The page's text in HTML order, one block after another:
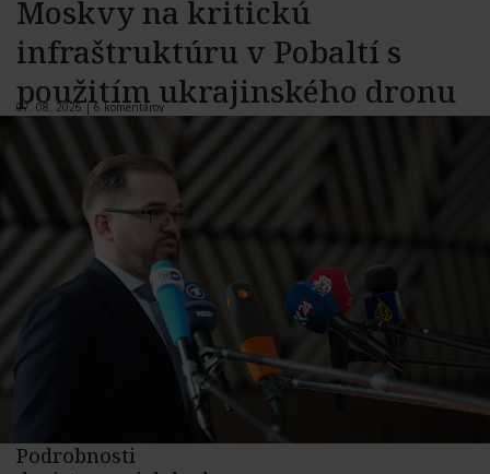
Moskvy na kritickú
infraštruktúru v Pobaltí s
použitím ukrajinského dronu
07. 08. 2026 |6 komentárov
Podrobnosti